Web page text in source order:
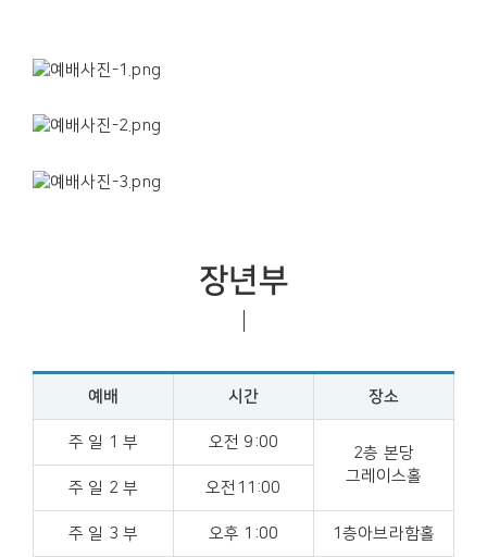
장년부
예배 시간 장소
주 일 1 부 오전 9:00
2층 본당
그레이스홀
주 일 2 부 오전11:00
주 일 3 부 오후 1:00 1층아브라함홀